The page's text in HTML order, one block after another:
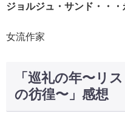
ジョルジュ・サンド・・
女流作家
「巡礼の年〜リ
の彷徨〜」感想